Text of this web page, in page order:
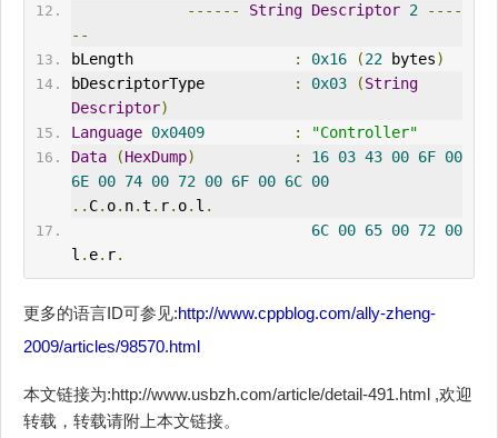
------
String Descriptor 2
----
--
bLength
: 0x16 (22 bytes)
bDescriptorType
: 0x03 (String
Descriptor)
Language 0x0409 :
"Controller"
Data
(HexDump) : 16 03 43 00 6F 00
6E 00 74 00 72 00 6F 00 6C 00
.. C. o. n.t . r. o. l .
6C 00 65 00 72 00
l . e. r.
更多的语言ID可参见:http://www.cppblog.com/ally-zheng-
2009/articles/98570.html
本文链接为:http://www.usbzh.com/article/detail-491.html ,欢迎
转载，转载请附上本文链接。